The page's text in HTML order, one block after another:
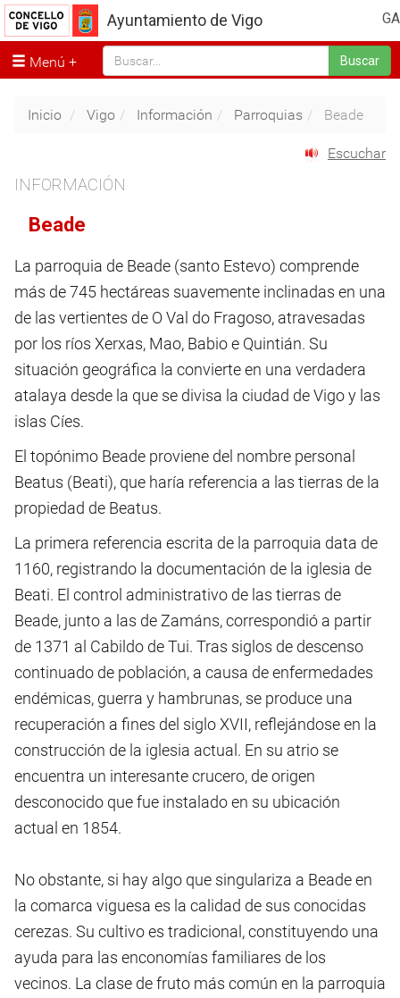
GA
Ayuntamiento de Vigo
Menú Buscar
Inicio Vigo Información Parroquias Beade
Escuchar
INFORMACIÓN
Beade
La parroquia de Beade (santo Estevo) comprende
más de 745 hectáreas suavemente inclinadas en una
de las vertientes de O Val do Fragoso, atravesadas
por los ríos Xerxas, Mao, Babio e Quintián. Su
situación geográfica la convierte en una verdadera
atalaya desde la que se divisa la ciudad de Vigo y las
islas Cíes.
El topónimo Beade proviene del nombre personal
Beatus (Beati), que haría referencia a las tierras de la
propiedad de Beatus.
La primera referencia escrita de la parroquia data de
1160, registrando la documentación de la iglesia de
Beati. El control administrativo de las tierras de
Beade, junto a las de Zamáns, correspondió a partir
de 1371 al Cabildo de Tui. Tras siglos de descenso
continuado de población, a causa de enfermedades
endémicas, guerra y hambrunas, se produce una
recuperación a fines del siglo XVII, reflejándose en la
construcción de la iglesia actual. En su atrio se
encuentra un interesante crucero, de origen
desconocido que fue instalado en su ubicación
actual en 1854.
No obstante, si hay algo que singulariza a Beade en
la comarca viguesa es la calidad de sus conocidas
cerezas. Su cultivo es tradicional, constituyendo una
ayuda para las enconomías familiares de los
vecinos. La clase de fruto más común en la parroquia